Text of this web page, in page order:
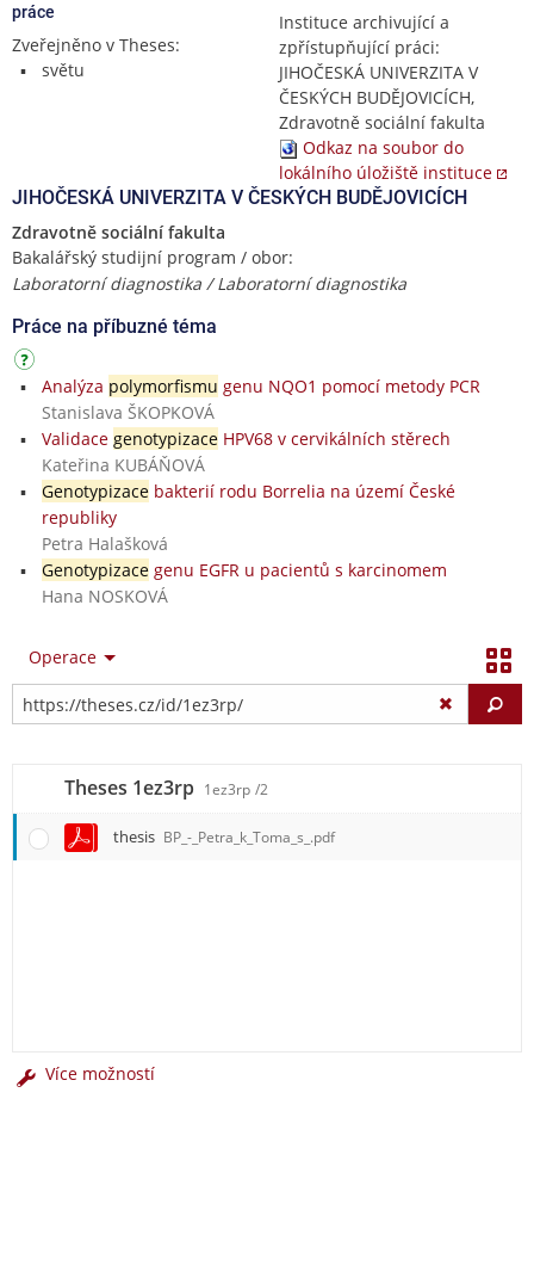
práce
Zveřejněno v Theses:
světu
Instituce archivující a
zpřístupňující práci:
JIHOČESKÁ UNIVERZITA V
ČESKÝCH BUDĚJOVICÍCH,
Zdravotně sociální fakulta
Odkaz na soubor do
lokálního úložiště instituce
JIHOČESKÁ UNIVERZITA V ČESKÝCH BUDĚJOVICÍCH
Zdravotně sociální fakulta
Bakalářský studijní program / obor:
Laboratorní diagnostika / Laboratorní diagnostika
Práce na příbuzné téma
Analýza polymorfismu genu NQO1 pomocí metody PCR
Stanislava ŠKOPKOVÁ
Validace genotypizaceHPV68 v cervikálních stěrech
Kateřina KUBÁŇOVÁ
Genotypizacebakterií rodu Borrelia na území České
republiky
Petra Halašková
Genotypizacegenu EGFR u pacientů s karcinomem
Hana NOSKOVÁ
Operace
Theses 1ez3rp 1ez3rp /2
thesis BP_-_Petra_k_Toma_s_.pdf
Více možností